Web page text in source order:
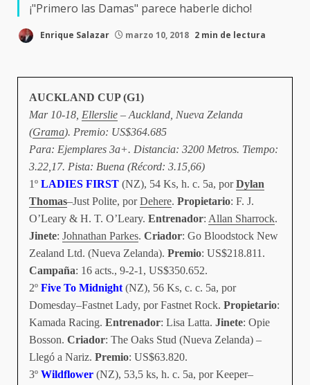
¡"Primero las Damas" parece haberle dicho!
Enrique Salazar marzo 10, 2018 2 min de lectura
AUCKLAND CUP (G1)
Mar 10-18, Ellerslie – Auckland, Nueva Zelanda
(Grama). Premio: US$364.685
Para: Ejemplares 3a+. Distancia: 3200 Metros. Tiempo:
3.22,17. Pista: Buena (Récord: 3.15,66)
1º LADIES FIRST (NZ), 54 Ks, h. c. 5a, porDylan
Thomas–Just Polite, porDehere. Propietario: F. J.
O’Leary & H. T. O’Leary. Entrenador: Allan Sharrock.
Jinete: Johnathan Parkes. Criador: Go Bloodstock New
Zealand Ltd. (Nueva Zelanda). Premio: US$218.811.
Campaña: 16 acts., 9-2-1, US$350.652.
2º Five To Midnight (NZ), 56 Ks, c. c. 5a, por
Domesday–Fastnet Lady, por Fastnet Rock. Propietario:
Kamada Racing. Entrenador: Lisa Latta. Jinete: Opie
Bosson. Criador: The Oaks Stud (Nueva Zelanda) –
Llegó a Nariz. Premio: US$63.820.
3º Wildflower (NZ), 53,5 ks, h. c. 5a, por Keeper–